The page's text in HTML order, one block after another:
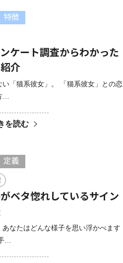
特徴
ケート調査からわかった
介
「猫系彼女」。 「猫系彼女」との恋
…
を読む
定義
ベタ惚れしているサイン
あなたはどんな様子を思い浮かべます
…